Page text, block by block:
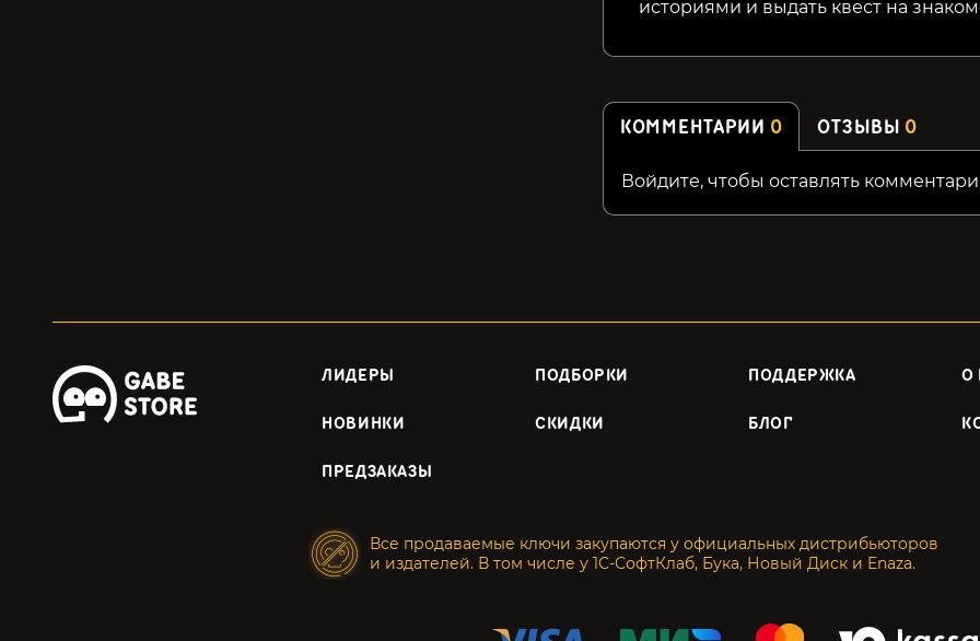
историями и выдать квест на
КОММЕНТАРИИ 0 ОТЗЫВЫ 0
Войдите, чтобы оставлять
ЛИДЕРЫ ПОДБОРКИ ПОДДЕРЖКА О
НОВИНКИ СКИДКИ БЛОГ
ПРЕДЗАКАЗЫ
Все продаваемые ключи закупаются у официальных дистрибьюторов
и издателей. В том числе у 1С-СофтКлаб, Бука, Новый Диск и Enaza.